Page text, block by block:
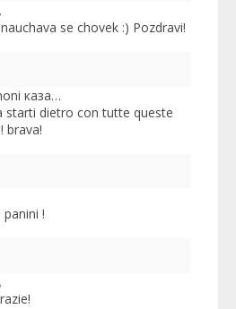
se chovek :) Pozdravi!
каза…
starti dietro con tutte queste
brava!
!